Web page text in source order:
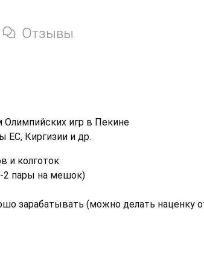
Отзывы
игр в Пекине
ЕС, Киргизии и др.
и колготок
2 пары на мешок)
зарабатывать (можно делать наценку